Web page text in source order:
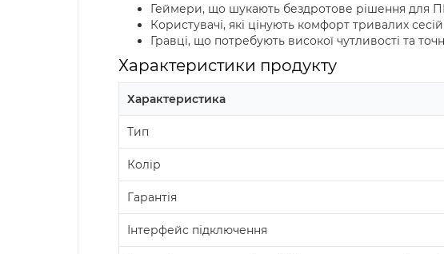
Геймери, що шукають бездротове рішення для
Користувачі, які цінують комфорт тривалих
Гравці, що потребують високої чутливості та
Характеристики продукту
Характеристика
Тип
Колір
Гарантія
Інтерфейс підключення